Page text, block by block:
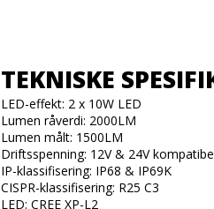
TEKNISKE
LED-effekt: 2 x 10W LED
Lumen råverdi: 2000LM
Lumen målt: 1500LM
Driftsspenning: 12V & 24V
IP-klassifisering: IP68 & IP69K
CISPR-klassifisering: R25 C3
LED: CREE XP-L2